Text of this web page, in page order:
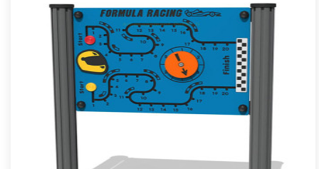
Panneau de jeu F1 Racing
Panneau d’activité pour aire de jeux extérieure simulant une
course de voiture, le F1 Racing est un jeu de parcours pour enfa..
Offre partenaire